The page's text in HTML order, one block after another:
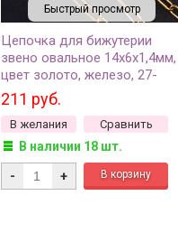
Быстрый просмотр
Цепочка для бижутерии
звено овальное 14х6х1,4мм,
цвет золото, железо, 27-
113, 1м
211 руб.
В желания Сравнить
В наличии 18 шт.
- +